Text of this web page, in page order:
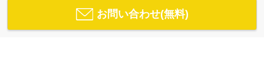
お問い合わせ(無料)